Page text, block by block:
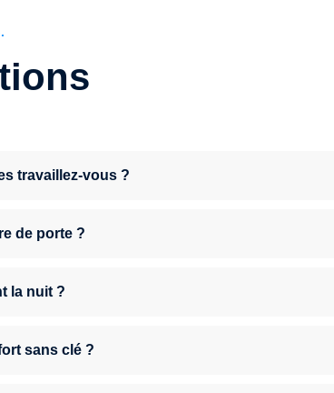
travaillez-vous ?
de porte ?
la nuit ?
sans clé ?